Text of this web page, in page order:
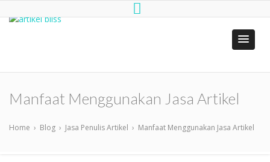
artikel bliss
Jasa Penulis Artikel SEO
Manfaat Menggunakan Jasa Artikel
Home › Blog › Jasa Penulis Artikel › Manfaat Menggunakan Jasa Artikel